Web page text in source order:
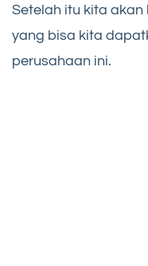
Setelah itu kita
yang bisa kita
perusahaan ini.